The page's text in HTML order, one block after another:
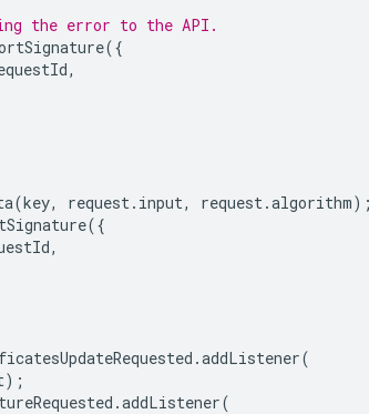
the error to the API.
({
,
(key, request. input, request.algorithm);
({
,
.addListener(
);
.addListener(